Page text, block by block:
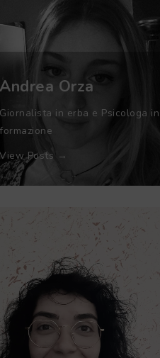
Andrea Orza
Giornalista in erba e Psicologa in
formazione
View Posts →